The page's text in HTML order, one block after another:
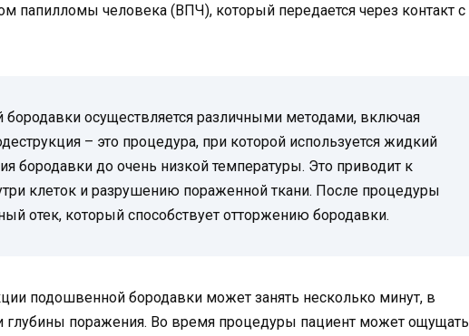
папилломы человека (ВПЧ), который передается через контакт с
осуществляется различными методами, включая
– это процедура, при которой используется жидкий
бородавки до очень низкой температуры. Это приводит к
клеток и разрушению пораженной ткани. После процедуры
отек, который способствует отторжению бородавки.
подошвенной бородавки может занять несколько минут, в
глубины поражения. Во время процедуры пациент может ощущать